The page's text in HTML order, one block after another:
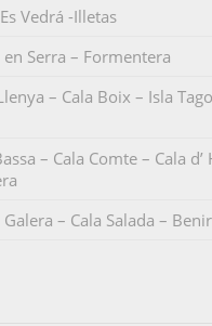
Vedrá -Illetas
en Serra – Formentera
– Cala Boix – Isla
– Cala Comte – Cala d’
– Cala Salada –